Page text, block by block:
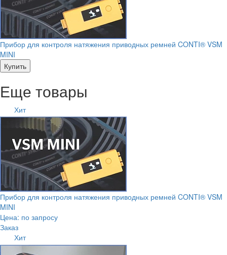
Прибор для контроля натяжения приводных ремней CONTI® VSM
MINI
Купить
Еще товары
Хит
Прибор для контроля натяжения приводных ремней CONTI® VSM
MINI
Цена: по запросу
Заказ
Хит